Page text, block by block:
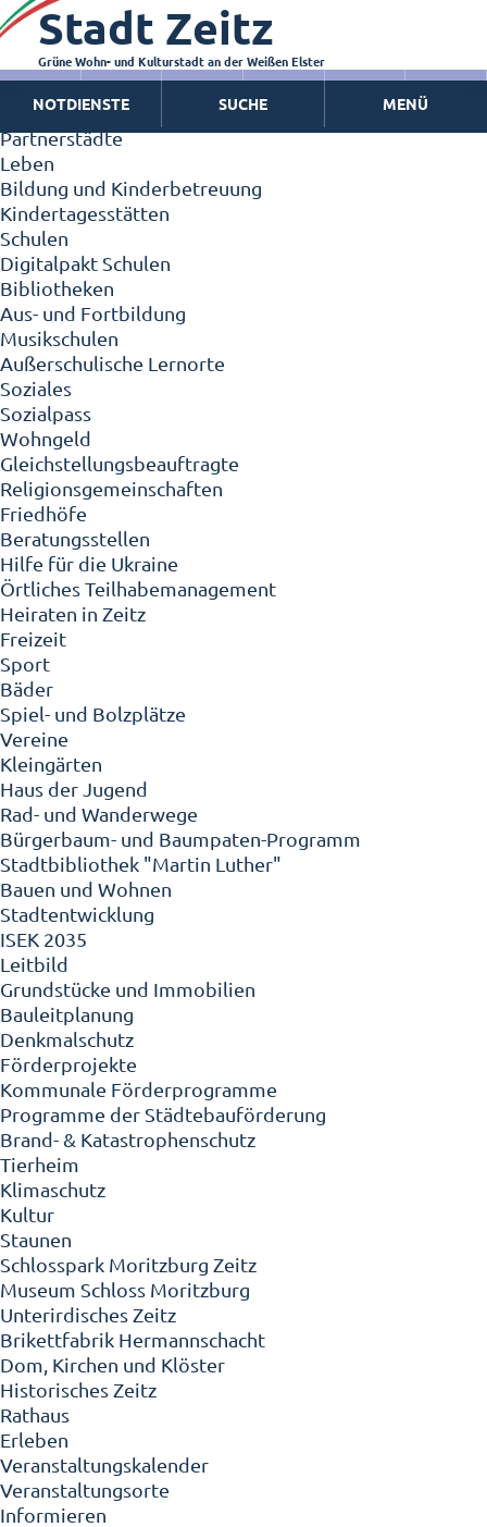
Zeitz - Die Kleinstadt
Willkommen in Zeitz!
Interview mit Oberbürgermeister Christian Thieme
Zeitz - Stadt der Zukunft
Ortschaften
Partnerstädte
Leben
Bildung und Kinderbetreuung
Kindertagesstätten
Schulen
Digitalpakt Schulen
Bibliotheken
Aus- und Fortbildung
Musikschulen
Außerschulische Lernorte
Soziales
Sozialpass
Wohngeld
Gleichstellungsbeauftragte
Religionsgemeinschaften
Friedhöfe
Beratungsstellen
Hilfe für die Ukraine
Örtliches Teilhabemanagement
Heiraten in Zeitz
Freizeit
Sport
Bäder
Spiel- und Bolzplätze
Vereine
Kleingärten
Haus der Jugend
Rad- und Wanderwege
Bürgerbaum- und Baumpaten-Programm
Stadtbibliothek "Martin Luther"
Bauen und Wohnen
Stadtentwicklung
ISEK 2035
Leitbild
Grundstücke und Immobilien
Bauleitplanung
Denkmalschutz
Förderprojekte
Kommunale Förderprogramme
Programme der Städtebauförderung
Brand- & Katastrophenschutz
Tierheim
Klimaschutz
Kultur
Staunen
Schlosspark Moritzburg Zeitz
Museum Schloss Moritzburg
Unterirdisches Zeitz
Brikettfabrik Hermannschacht
Dom, Kirchen und Klöster
Historisches Zeitz
Rathaus
Erleben
Veranstaltungskalender
Veranstaltungsorte
Informieren
Stadt Zeitz
Grüne Wohn- und Kulturstadt an der Weißen Elster
NOTDIENSTE SUCHE MENÜ